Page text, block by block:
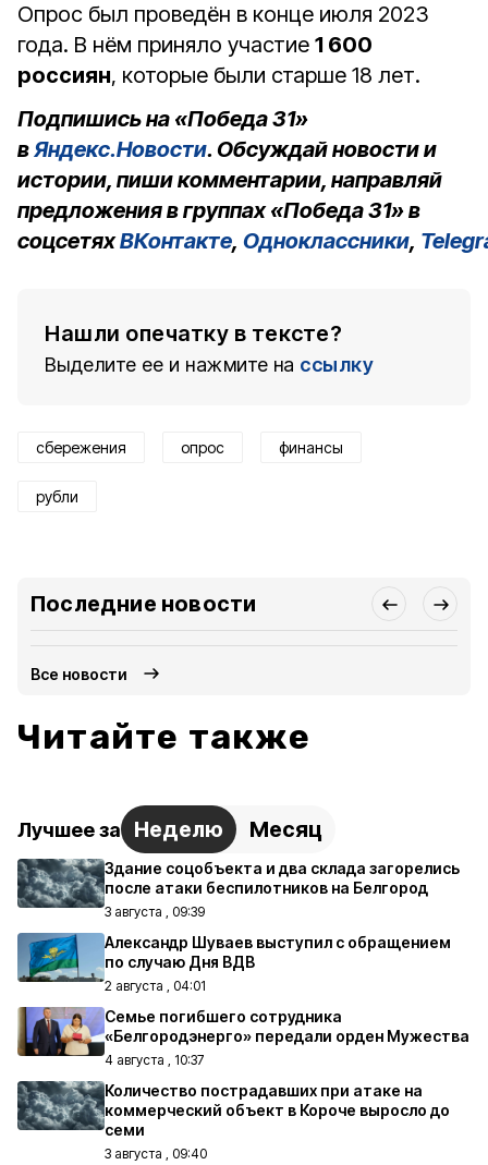
Опрос был проведён в конце июля 2023
года. В нём приняло участие 1 600
россиян, которые были старше 18 лет.
Подпишись на «Победа 31»
вЯндекс.Новости. Обсуждай новости и
истории, пиши комментарии, направляй
предложения в группах «Победа 31» в
соцсетяхВКонтакте, Одноклассники,
Нашли опечатку в тексте?
Выделите ее и нажмите на ссылку
сбережения опрос финансы
рубли
Последние новости
Все новости
Читайте также
Лучшее за Неделю Месяц
Здание соцобъекта и два склада загорелись
после атаки беспилотников на Белгород
3 августа , 09:39
Александр Шуваев выступил с обращением
по случаю Дня ВДВ
2 августа , 04:01
Семье погибшего сотрудника
«Белгородэнерго» передали орден Мужества
4 августа , 10:37
Количество пострадавших при атаке на
коммерческий объект в Короче выросло до
семи
3 августа , 09:40